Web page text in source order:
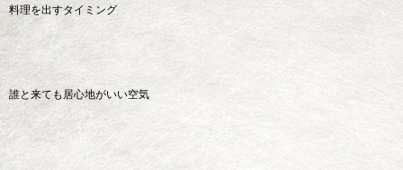
料理を出すタイミング
誰と来ても居心地がいい空気